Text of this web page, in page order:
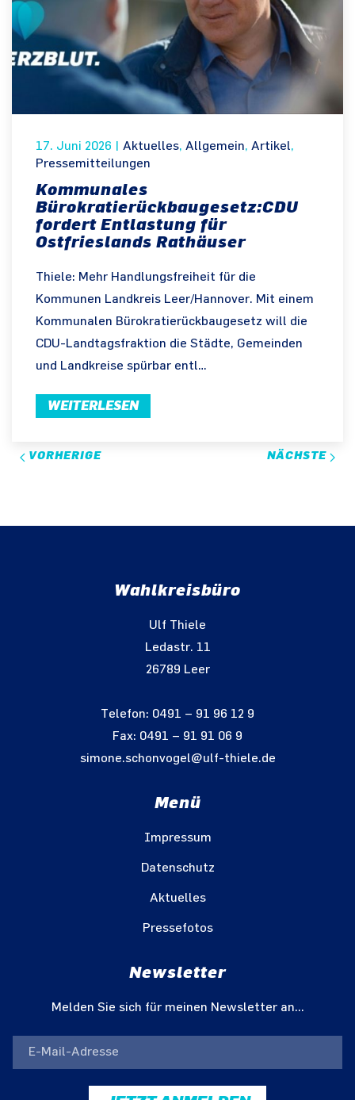
17. Juni 2026 Aktuelles, Allgemein, Artikel,
Pressemitteilungen
Kommunales
Bürokratierückbaugesetz:CDU
fordert Entlastung für
Ostfrieslands Rathäuser
Thiele: Mehr Handlungsfreiheit für die
Kommunen Landkreis Leer/Hannover. Mit einem
Kommunalen Bürokratierückbaugesetz will die
CDU-Landtagsfraktion die Städte, Gemeinden
und Landkreise spürbar entl…
WEITERLESEN
VORHERIGE NÄCHSTE
Wahlkreisbüro
Ulf Thiele
Ledastr. 11
26789 Leer
Telefon: 0491 – 91 96 12 9
Fax: 0491 – 91 91 06 9
simone.schonvogel@ulf-thiele.de
Menü
Impressum
Datenschutz
Aktuelles
Pressefotos
Newsletter
Melden Sie sich für meinen Newsletter an...